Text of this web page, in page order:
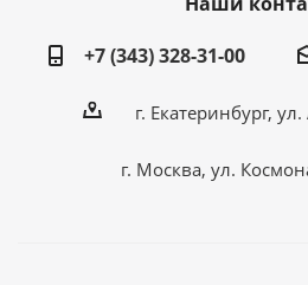
+7 (343) 328-31-00
г. Екатеринбург,
г. Москва, ул.